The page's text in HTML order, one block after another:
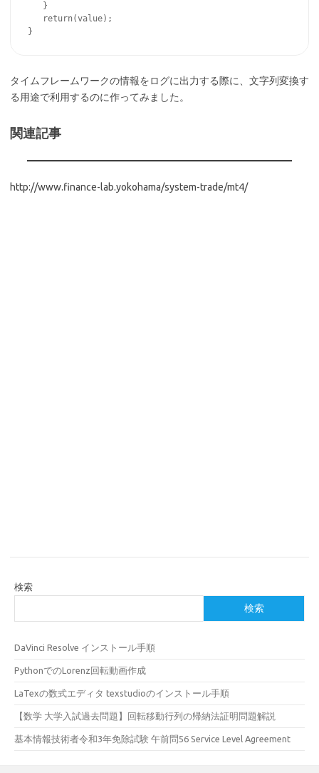
   }
   return(value);
タイムフレームワークの情報をログに出力する際に、文字列変換す
る用途で利用するのに作ってみました。
関連記事
http://www.finance-lab.yokohama/system-trade/mt4/
検索
検索
DaVinci Resolve インストール手順
PythonでのLorenz回転動画作成
LaTexの数式エディタ texstudioのインストール手順
【数学 大学入試過去問題】回転移動行列の帰納法証明問題解説
基本情報技術者令和3年免除試験 午前問56 Service Level Agreement